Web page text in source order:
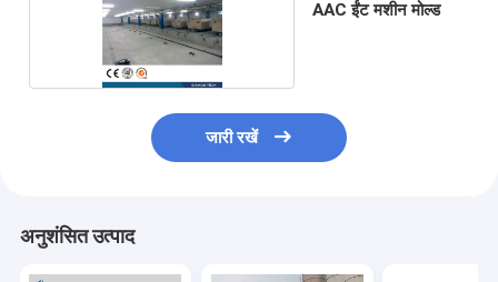
AAC ईंट मशीन मोल्ड
जारी रखें
अनुशंसित उत्पाद